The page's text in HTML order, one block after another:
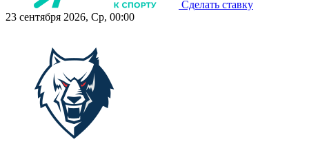
Сделать ставку
23 сентября 2026, Ср, 00:00